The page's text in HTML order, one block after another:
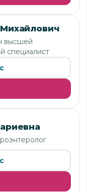
высшей
специалист